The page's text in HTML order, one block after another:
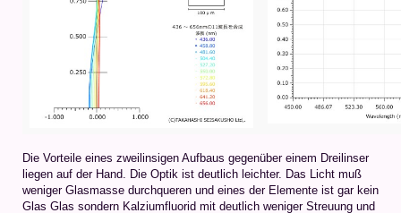
Die Vorteile eines zweilinsigen Aufbaus gegenüber einem Dreilinser
liegen auf der Hand. Die Optik ist deutlich leichter. Das Licht muß
weniger Glasmasse durchqueren und eines der Elemente ist gar kein
Glas Glas sondern Kalziumfluorid mit deutlich weniger Streuung und